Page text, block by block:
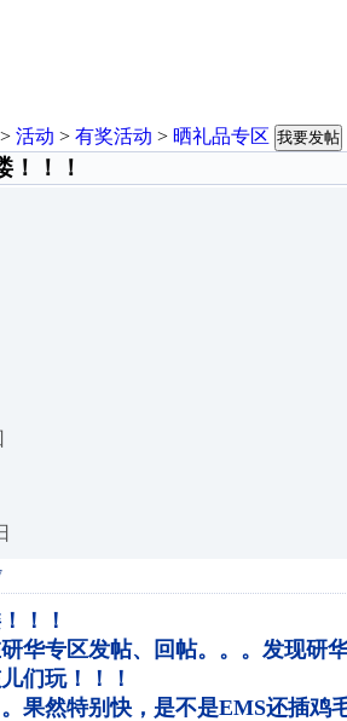
活动 > 有奖活动 > 晒礼品专区 我要发帖
！！！
！！
华专区发帖、回帖。。。发现研
们玩！！！
果然特别快，是不是EMS还插鸡